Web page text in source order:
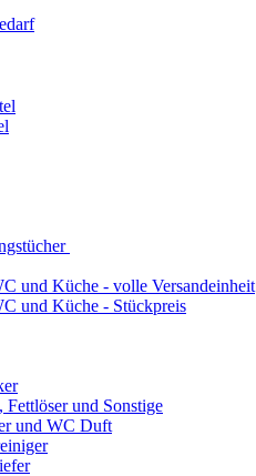
und Küche - volle Versandeinheit
und Küche - Stückpreis
und Sonstige
und WC Duft